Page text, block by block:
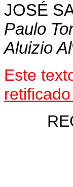
JOSÉ
Paulo
Aluizio
Este